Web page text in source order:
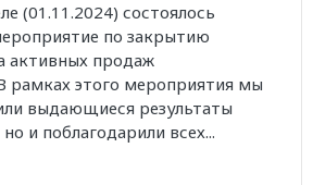
(01.11.2024) состоялось
по закрытию
активных продаж
рамках этого мероприятия мы
выдающиеся результаты
и поблагодарили всех...